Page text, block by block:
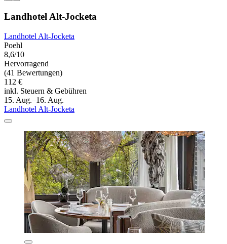
Landhotel Alt-Jocketa
Landhotel Alt-Jocketa
Poehl
8,6/10
Hervorragend
(41 Bewertungen)
112 €
inkl. Steuern & Gebühren
15. Aug.–16. Aug.
Landhotel Alt-Jocketa